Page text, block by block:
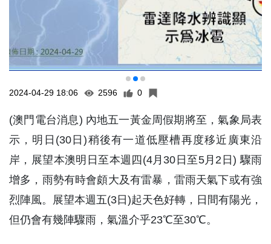
2024-04-29 18:06 2596 0
(澳門電台消息) 內地五一黃金周假期將至，氣象局表
示，明日(30日)稍後有一道低壓槽再度移近廣東沿
岸，展望本澳明日至本週四(4月30日至5月2日) 驟雨
增多，雨勢有時會頗大及有雷暴，雷雨天氣下或有強
烈陣風。展望本週五(3日)起天色好轉，日間有陽光，
但仍會有幾陣驟雨，氣溫介乎23℃至30℃。